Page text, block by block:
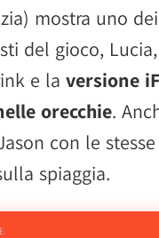
mostra uno
del gioco,
e la versione
orecchie.
con le
spiaggia.